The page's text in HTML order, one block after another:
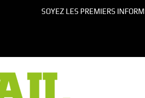
SOYEZ LES PREMIERS